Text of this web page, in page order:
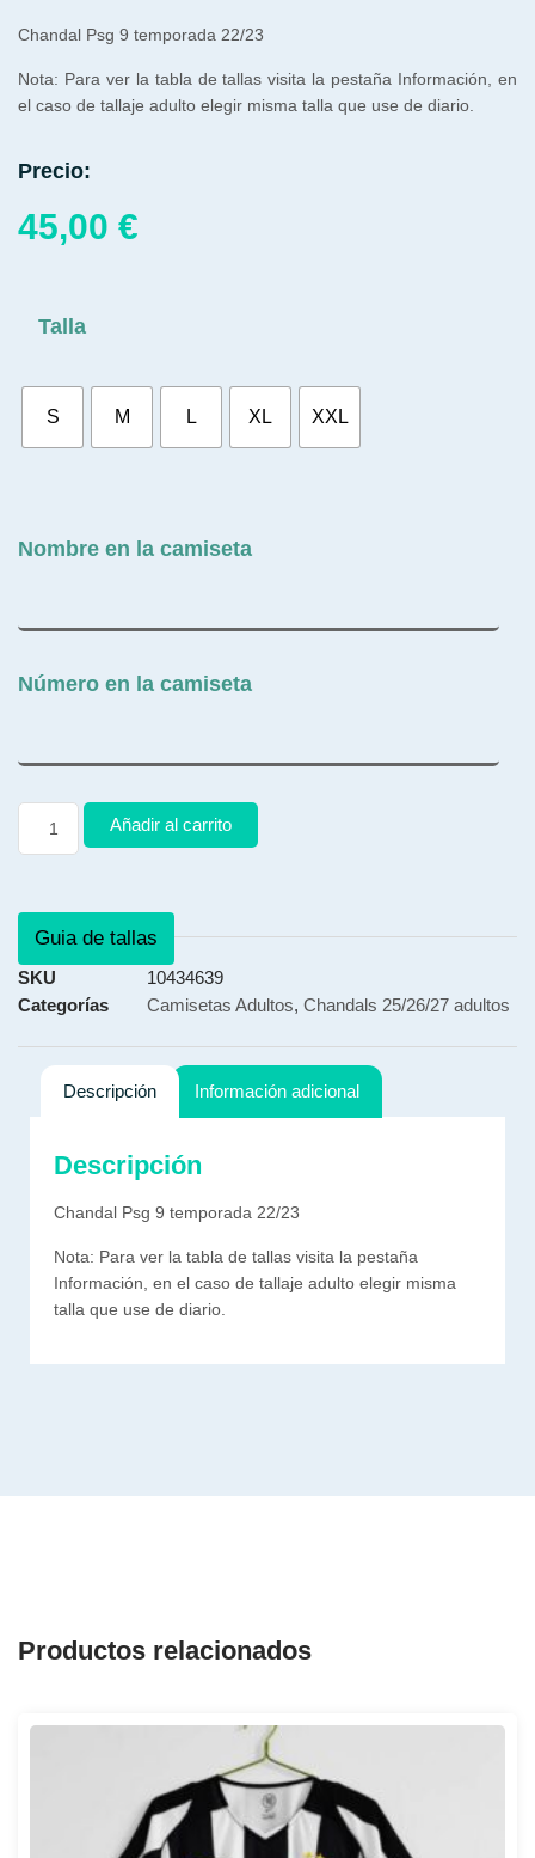
Chandal Psg 9 temporada 22/23
Nota: Para ver la tabla de tallas visita la pestaña Información, en
el caso de tallaje adulto elegir misma talla que use de diario.
Precio:
45,00 €
Talla
S M L XL XXL
Nombre en la camiseta
Número en la camiseta
Añadir al carrito
Guia de tallas
SKU
10434639
Categorías
Camisetas Adultos, Chandals 25/26/27 adultos
Descripción Información adicional
Descripción
Chandal Psg 9 temporada 22/23
Nota: Para ver la tabla de tallas visita la pestaña
Información, en el caso de tallaje adulto elegir misma
talla que use de diario.
Productos relacionados